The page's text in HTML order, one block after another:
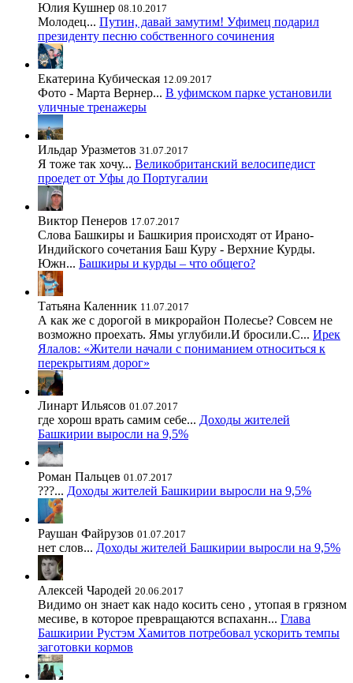
Юлия Кушнер 08.10.2017
Молодец... Путин, давай замутим! Уфимец подарил
президенту песню собственного сочинения
Екатерина Кубическая 12.09.2017
Фото - Марта Вернер... В уфимском парке установили
уличные тренажеры
Ильдар Уразметов 31.07.2017
Я тоже так хочу... Великобританский велосипедист
проедет от Уфы до Португалии
Виктор Пенеров 17.07.2017
Слова Башкиры и Башкирия происходят от Ирано-
Индийского сочетания Баш Куру - Верхние Курды.
Южн... Башкиры и курды – что общего?
Татьяна Каленник 11.07.2017
А как же с дорогой в микрорайон Полесье? Совсем не
возможно проехать. Ямы углубили.И бросили.С... Ирек
Ялалов: «Жители начали с пониманием относиться к
перекрытиям дорог»
Линарт Ильясов 01.07.2017
где хорош врать самим себе... Доходы жителей
Башкирии выросли на 9,5%
Роман Пальцев 01.07.2017
???... Доходы жителей Башкирии выросли на 9,5%
Раушан Файрузов 01.07.2017
нет слов... Доходы жителей Башкирии выросли на 9,5%
Алексей Чародей 20.06.2017
Видимо он знает как надо косить сено , утопая в грязном
месиве, в которое превращаются вспаханн... Глава
Башкирии Рустэм Хамитов потребовал ускорить темпы
заготовки кормов